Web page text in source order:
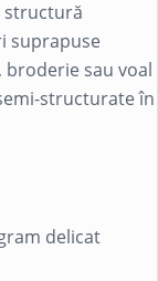
structură
suprapuse
sau voal
structurate în
delicat